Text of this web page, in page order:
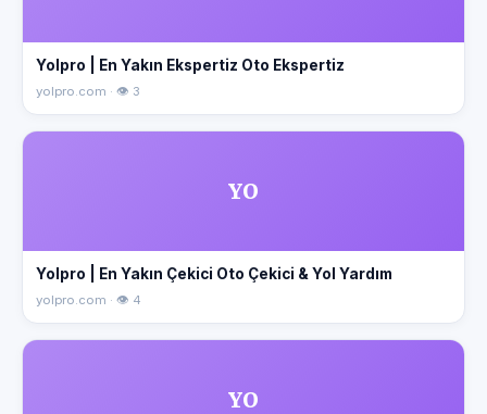
Yolpro | En Yakın Ekspertiz Oto Ekspertiz
yolpro.com · 👁 3
YO
Yolpro | En Yakın Çekici Oto Çekici & Yol Yardım
yolpro.com · 👁 4
YO